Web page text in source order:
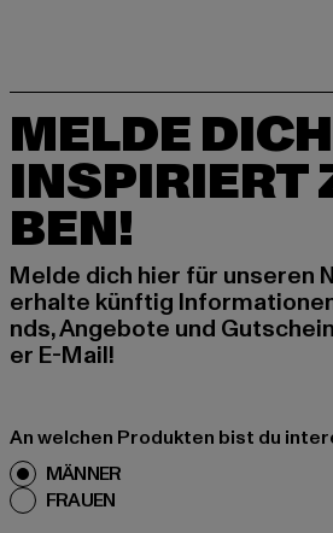
MELDE
INSPIRIERT
BEN!
Melde dich hier für unseren
erhalte künftig
nds, Angebote und
er E-Mail!
An welchen Produkten bist du
MÄNNER
FRAUEN